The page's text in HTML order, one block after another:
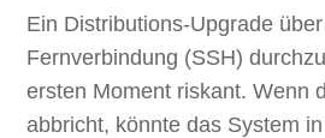
Ein Distributions-Upgrade
Fernverbindung (SSH)
ersten Moment riskant. Wenn
abbricht, könnte das System